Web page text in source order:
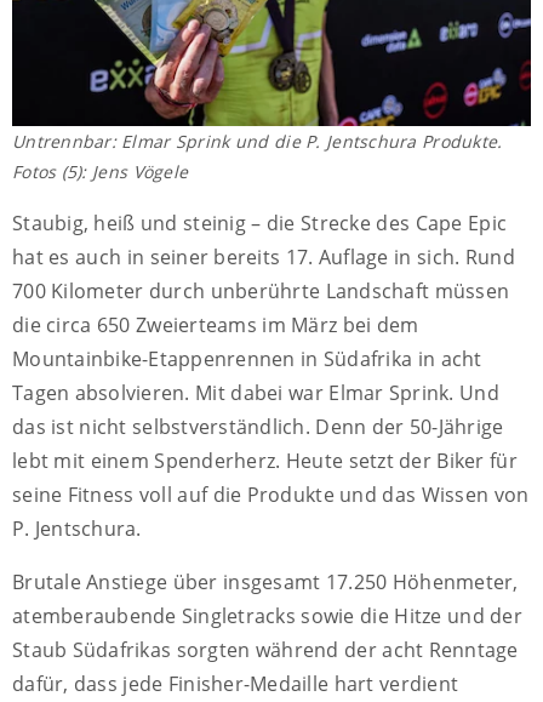
Untrennbar: Elmar Sprink und die P. Jentschura Produkte.
Fotos (5): Jens Vögele
Staubig, heiß und steinig – die Strecke des Cape Epic
hat es auch in seiner bereits 17. Auflage in sich. Rund
700 Kilometer durch unberührte Landschaft müssen
die circa 650 Zweierteams im März bei dem
Mountainbike-Etappenrennen in Südafrika in acht
Tagen absolvieren. Mit dabei war Elmar Sprink. Und
das ist nicht selbstverständlich. Denn der 50-Jährige
lebt mit einem Spenderherz. Heute setzt der Biker für
seine Fitness voll auf die Produkte und das Wissen von
P. Jentschura.
Brutale Anstiege über insgesamt 17.250 Höhenmeter,
atemberaubende Singletracks sowie die Hitze und der
Staub Südafrikas sorgten während der acht Renntage
dafür, dass jede Finisher-Medaille hart verdient